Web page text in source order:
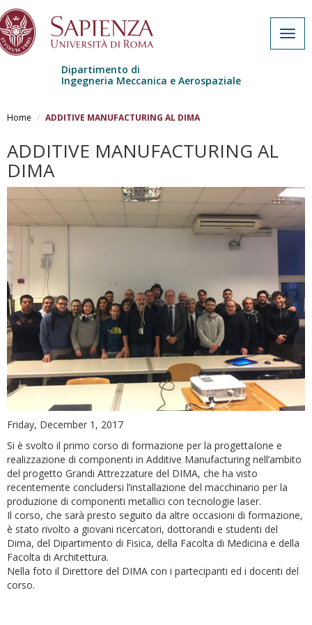
Dipartimento di
Ingegneria Meccanica e Aerospaziale
Home ADDITIVE MANUFACTURING AL DIMA
ADDITIVE MANUFACTURING AL
DIMA
Friday, December 1, 2017
Si è svolto il primo corso di formazione per la progettaIone e
realizzazione di componenti in Additive Manufacturing nell’ambito
del progetto Grandi Attrezzature del DIMA, che ha visto
recentemente concludersi l’installazione del macchinario per la
produzione di componenti metallici con tecnologie laser.
Il corso, che sarà presto seguito da altre occasioni di formazione,
è stato rivolto a giovani ricercatori, dottorandi e studenti del
Dima, del Dipartimento di Fisica, della Facolta di Medicina e della
Facolta di Architettura.
Nella foto il Direttore del DIMA con i partecipanti ed i docenti del
corso.